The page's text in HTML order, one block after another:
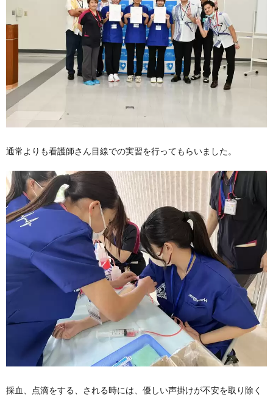
通常よりも看護師さん目線での実習を行ってもらいました。
採血、点滴をする、される時には、優しい声掛けが不安を取り除く